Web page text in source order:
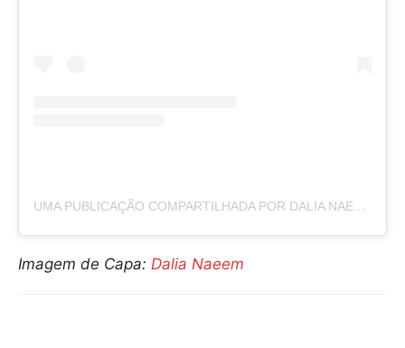
UMA PUBLICAÇÃO COMPARTILHADA POR DALIA NAEEM | داليا نعيم (@DALIA_NAIM1)
Imagem de Capa: Dalia Naeem